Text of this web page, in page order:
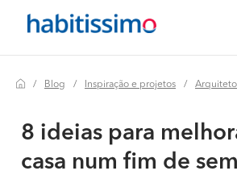
Blog Inspiração e projetos
8 ideias para
casa num fim de